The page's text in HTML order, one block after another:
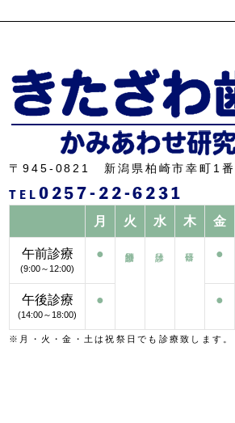
〒945-0821 新潟県柏崎市幸町1
TEL 0257-22-6231
月 火 水 木 金
午前診療
(9:00～12:00)
● ●
午後診療
(14:00～18:00)
● ●
※月・火・金・土は祝祭日でも診療致します。